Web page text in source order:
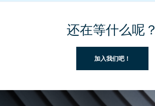
还在等什么呢？
加入我们吧！